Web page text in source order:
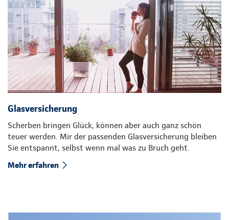
Glasversicherung
Scherben bringen Glück, können aber auch ganz schön
teuer werden. Mir der passenden Glasversicherung bleiben
Sie entspannt, selbst wenn mal was zu Bruch geht.
Mehr erfahren